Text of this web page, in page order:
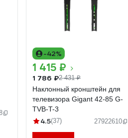
-42%
1 415 ₽
1 786 ₽2 431 ₽
Наклонный кронштейн для
телевизора Gigant 42-85 G-
TVB-T-3
4.5(37) 27922610